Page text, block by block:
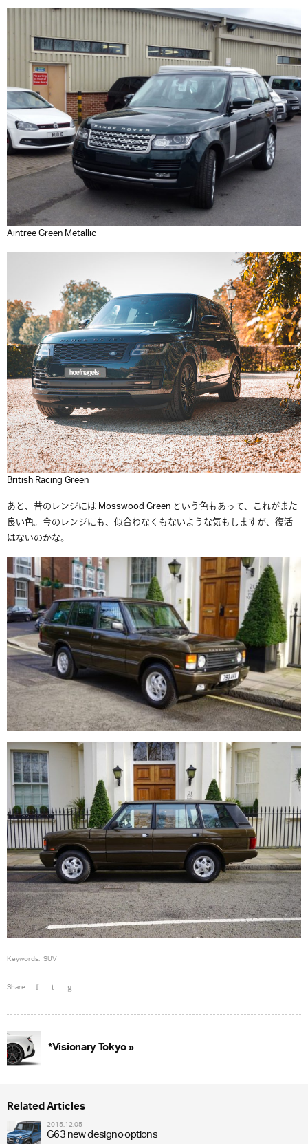
Aintree Green Metallic
British Racing Green
あと、昔のレンジには Mosswood Green という色もあって、これがまた
良い色。今のレンジにも、似合わなくもないような気もしますが、復活
はないのかな。
Keywords: SUV
Share:
*Visionary Tokyo »
Related Articles
2015.12.05
G63 new designo options